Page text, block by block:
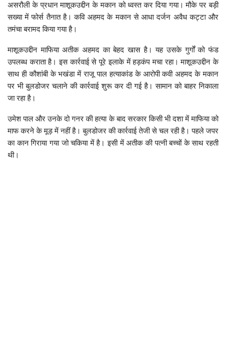
असरौली के प्रधान माशूकउद्दीन के मकान को ध्वस्त कर दिया गया। मौके पर बड़ी
सख्या में फोर्स तैनात है। कवि अहमद के मकान से आधा दर्जन अवैध कट्टा और
तमंचा बरामद किया गया है।
माशूकउद्दीन माफिया अतीक अहमद का बेहद खास है। यह उसके गुर्गों को फंड
उपलब्ध कराता है। इस कार्रवाई से पूरे इलाके में हड़कंप मचा रहा। माशूकउद्दीन के
साथ ही कौशांबी के भखंडा में राजू पाल हत्याकांड के आरोपी कवी अहमद के मकान
पर भी बुलडोजर चलाने की कार्रवाई शुरू कर दी गई है। सामान को बाहर निकाला
जा रहा है।
उमेश पाल और उनके दो गनर की हत्या के बाद सरकार किसी भी दशा में माफिया को
माफ करने के मूड़ में नहीं है। बुलडोजर की कार्रवाई तेजी से चल रही है। पहले जपर
का कान गिराया गया जो चकिया में है। इसी में अतीक की पत्नी बच्चों के साथ रहती
थी।